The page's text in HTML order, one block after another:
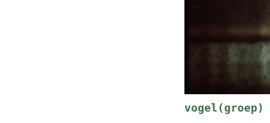
vogel(groep)